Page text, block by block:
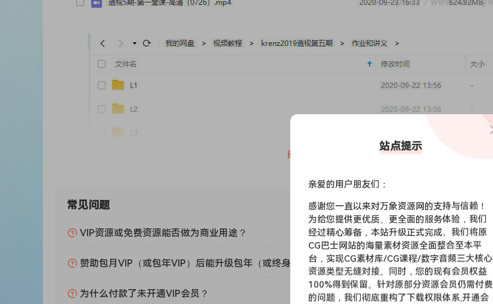
阅读全文
常见问题
VIP资源或免费资源能否做为商业用途？
赞助包月VIP（或包年VIP）后能升级包年（或终身VIP）吗？
为什么付款了未开通VIP会员？
站点提示
亲爱的用户朋友们：
感谢您一直以来对万象资源网的支持与信赖！
为给您提供更优质、更全面的服务体验，我们
经过精心筹备，本站升级正式完成。我们将原
CG巴士网站的海量素材资源全面整合至本平
台，实现CG素材库/CG课程/数字音频三大核心
资源类型无缝对接。同时，您的现有会员权益
100%得到保留。针对原部分资源会员仍需付费
的问题，我们彻底重构了下载权限体系,开通会